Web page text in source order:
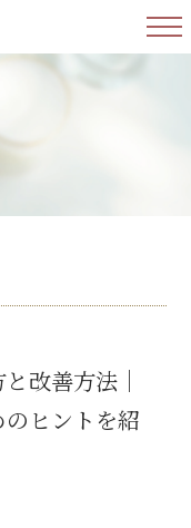
メニ
改善方法｜
ヒントを紹